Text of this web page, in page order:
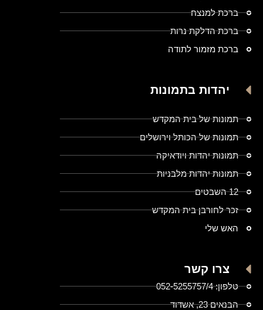
ברכת למנצח
ברכת הדלקת נרות
ברכת מזמור לתודה
יהדות בתמונות
תמונות של בית המקדש
תמונות של הכותל וירושלים
תמונות יהדות ויודאיקה
תמונות יהדות מלבניות
12 השבטים
זכר לחורבן בית המקדש
האש שלי
צרו קשר
טלפון: 052-5255757/4
הבנאים 23, אשדוד